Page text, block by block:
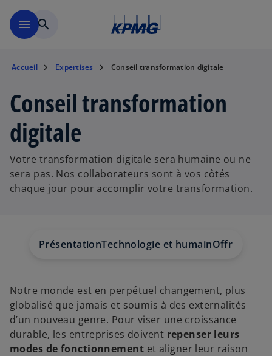
menu search
Accueil Expertises Conseil transformation digitale
Conseil transformation
digitale
Votre transformation digitale sera humaine ou ne
sera pas. Nos collaborateurs sont à vos côtés
chaque jour pour accomplir votre transformation.
PrésentationTechnologie et humainOffres
Notre monde est en perpétuel changement, plus
globalisé que jamais et soumis à des externalités
d’un nouveau genre. Pour viser une croissance
durable, les entreprises doivent repenser leurs
modes de fonctionnement et aligner leur raison